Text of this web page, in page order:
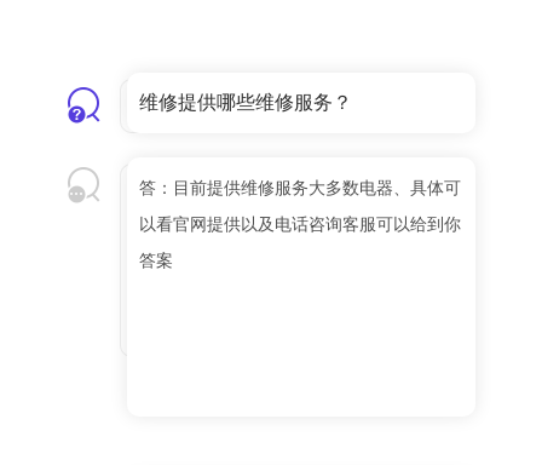
维修提供哪些维修服务？
答：目前提供维修服务大多数电器、具体可
以看官网提供以及电话咨询客服可以给到你
答案